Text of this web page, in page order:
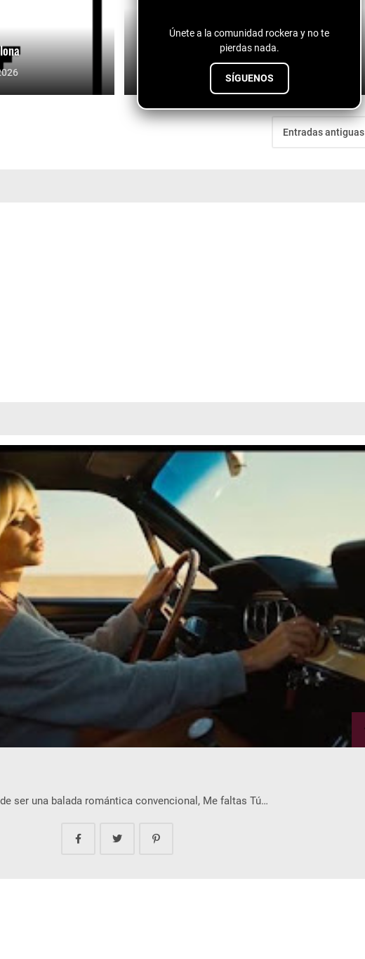
Únete a la comunidad rockera y no te
pierdas nada.
SÍGUENOS
M4TR - In It To Win It (AJ Solaris World Cup
Extended Remix)
July 10, 2026
Entradas antiguas
ser una balada romántica convencional, Me faltas Tú…